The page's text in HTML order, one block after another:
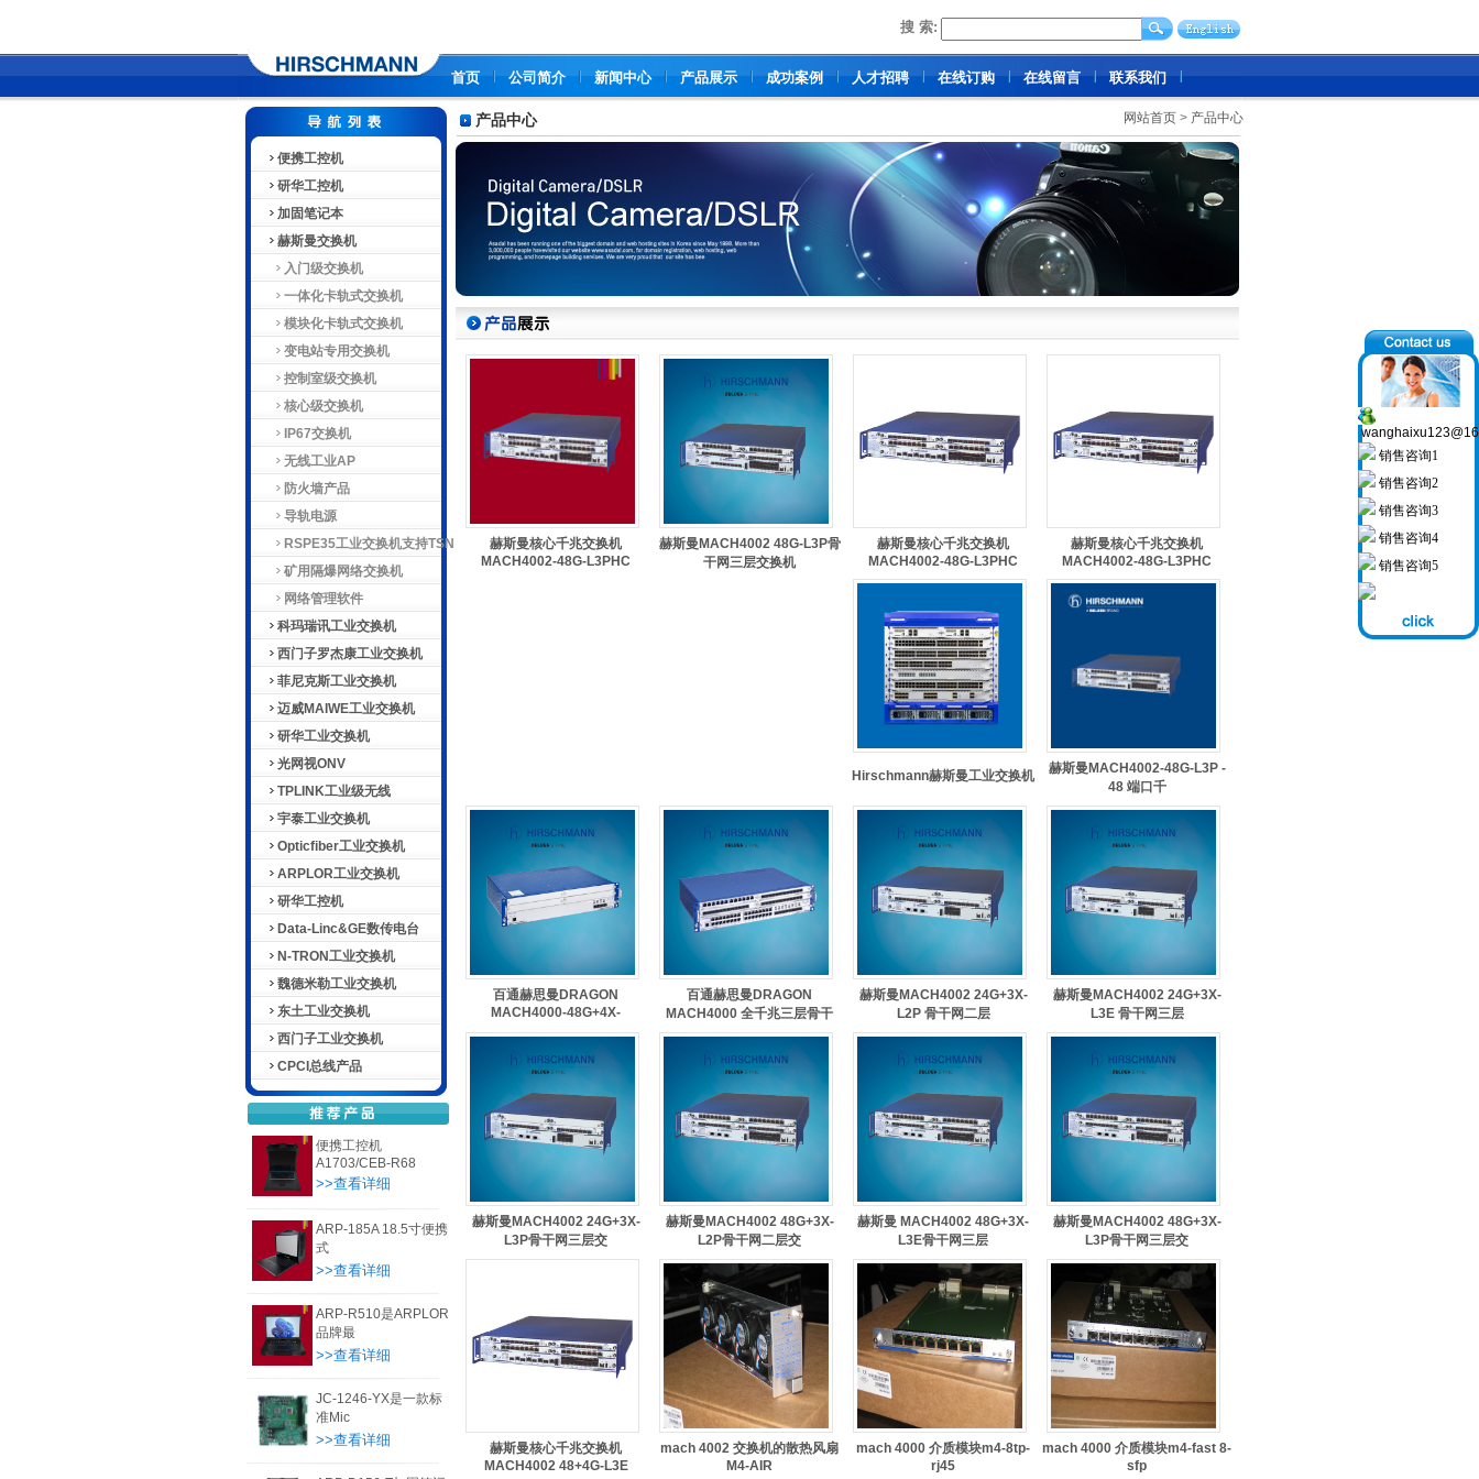
搜 索:
首页 公司简介 新闻中心 产品展示 成功案例 人才招聘 在线订购 在线留言 联系我们
便携工控机
研华工控机
加固笔记本
赫斯曼交换机
入门级交换机
一体化卡轨式交换机
模块化卡轨式交换机
变电站专用交换机
控制室级交换机
核心级交换机
IP67交换机
无线工业AP
防火墙产品
导轨电源
RSPE35工业交换机支持TSN
矿用隔爆网络交换机
网络管理软件
科玛瑞讯工业交换机
西门子罗杰康工业交换机
菲尼克斯工业交换机
迈威MAIWE工业交换机
研华工业交换机
光网视ONV
TPLINK工业级无线
宇泰工业交换机
Opticfiber工业交换机
ARPLOR工业交换机
研华工控机
Data-Linc&GE数传电台
N-TRON工业交换机
魏德米勒工业交换机
东土工业交换机
西门子工业交换机
CPCI总线产品
便携工控机
A1703/CEB-R68
>>查看详细
ARP-185A 18.5寸便携
式
>>查看详细
ARP-R510是ARPLOR
品牌最
>>查看详细
JC-1246-YX是一款标
准Mic
>>查看详细
产品中心 网站首页 > 产品中心
赫斯曼核心千兆交换机
MACH4002-48G-L3PHC
赫斯曼MACH4002 48G-L3P骨
干网三层交换机
赫斯曼核心千兆交换机
MACH4002-48G-L3PHC
赫斯曼核心千兆交换机
MACH4002-48G-L3PHC
Hirschmann赫斯曼工业交换机
赫斯曼MACH4002-48G-L3P -
48 端口千
百通赫思曼DRAGON
MACH4000-48G+4X-
百通赫思曼DRAGON
MACH4000 全千兆三层骨干
赫斯曼MACH4002 24G+3X-
L2P 骨干网二层
赫斯曼MACH4002 24G+3X-
L3E 骨干网三层
赫斯曼MACH4002 24G+3X-
L3P骨干网三层交
赫斯曼MACH4002 48G+3X-
L2P骨干网二层交
赫斯曼 MACH4002 48G+3X-
L3E骨干网三层
赫斯曼MACH4002 48G+3X-
L3P骨干网三层交
赫斯曼核心千兆交换机
MACH4002 48+4G-L3E
mach 4002 交换机的散热风扇
M4-AIR
mach 4000 介质模块m4-8tp-
rj45
mach 4000 介质模块m4-fast 8-
sfp
销售咨询1
销售咨询2
销售咨询3
销售咨询4
销售咨询5